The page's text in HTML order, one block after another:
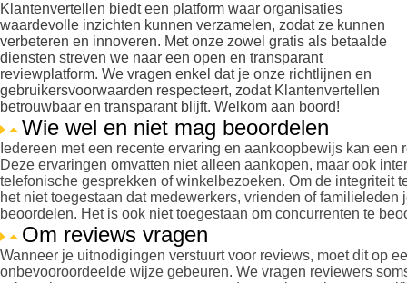
Klantenvertellen biedt een platform waar organisaties
waardevolle inzichten kunnen verzamelen, zodat ze kunnen
verbeteren en innoveren. Met onze zowel gratis als betaalde
diensten streven we naar een open en transparant
reviewplatform. We vragen enkel dat je onze richtlijnen en
gebruikersvoorwaarden respecteert, zodat Klantenvertellen
betrouwbaar en transparant blijft. Welkom aan boord!
Wie wel en niet mag beoordelen
Iedereen met een recente ervaring en aankoopbewijs kan een
Deze ervaringen omvatten niet alleen aankopen, maar ook
telefonische gesprekken of winkelbezoeken. Om de integriteit
het niet toegestaan dat medewerkers, vrienden of familieleden
beoordelen. Het is ook niet toegestaan om concurrenten te
Om reviews vragen
Wanneer je uitnodigingen verstuurt voor reviews, moet dit op
onbevooroordeelde wijze gebeuren. We vragen reviewers